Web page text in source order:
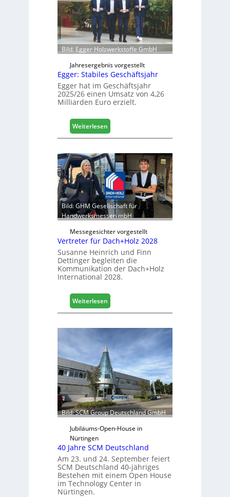
t
s
c
h
e
e
r
ö
f
f
n
e
t
L
o
s
i
k
b
e
r
e
i
c
h
Bild: Egger Holzwerkstoffe GmbH
Jahresergebnis vorgestellt
Egger: Stabiles Geschäftsjahr
Egger hat im Geschäftsjahr
2025/26 einen Umsatz von 4,26
Milliarden Euro erzielt.
Weiterlesen:
E
g
e
r
S
t
a
b
i
l
e
s
G
e
s
c
h
f
s
j
a
h
r
Bild: GHM Gesellschaft für
Handwerksmessen mbH
Messegesichter vorgestellt
Vertreter für Dach+Holz 2028
Susanne Heinrich und Finn
Dettinger begleiten die
Kommunikation der Dach+Holz
International 2028.
Weiterlesen:
V
r
r
e
t
e
r
f
ü
r
D
c
+
H
o
Bild: SCM Group Deutschland GmbH
Jubiläums-Open-House in
Nürtingen
40 Jahre SCM Deutschland
Am 23. und 24. September feiert
SCM Deutschland 40-jähriges
Bestehen mit einem Open House
im Technology Center in
Nürtingen.